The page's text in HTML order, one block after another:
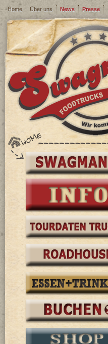
Home Über uns News Presse